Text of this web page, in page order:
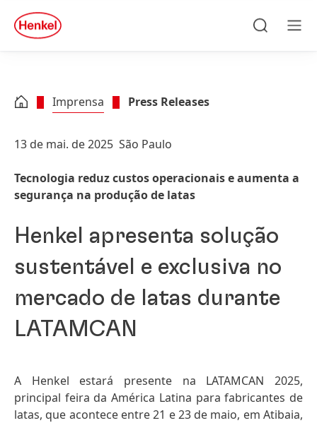
Skip to footer
quick
search
Imprensa Press Releases
13 de mai. de 2025 São Paulo
Tecnologia reduz custos operacionais e aumenta a
segurança na produção de latas
Henkel apresenta solução
sustentável e exclusiva no
mercado de latas durante
LATAMCAN
A Henkel estará presente na LATAMCAN 2025,
principal feira da América Latina para fabricantes de
latas, que acontece entre 21 e 23 de maio, em Atibaia,